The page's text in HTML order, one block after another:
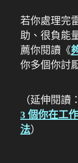
若你處理完
助、很負能
薦你閱讀《
你多個你討
（延伸閱讀：
3 個你在工
法）